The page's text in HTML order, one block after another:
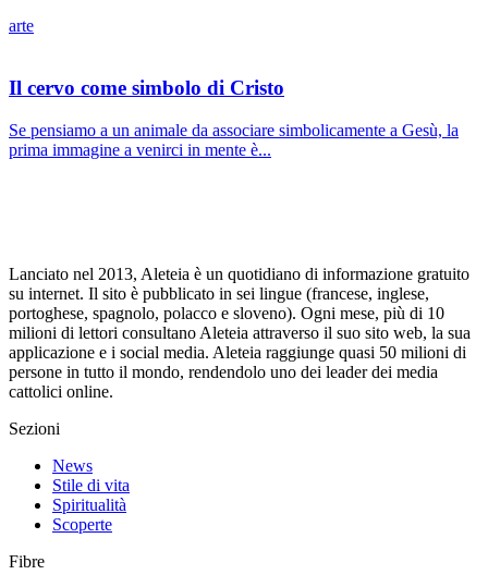
arte
Il cervo come simbolo di Cristo
Se pensiamo a un animale da associare simbolicamente a Gesù, la
prima immagine a venirci in mente è...
Lanciato nel 2013, Aleteia è un quotidiano di informazione gratuito
su internet. Il sito è pubblicato in sei lingue (francese, inglese,
portoghese, spagnolo, polacco e sloveno). Ogni mese, più di 10
milioni di lettori consultano Aleteia attraverso il suo sito web, la sua
applicazione e i social media. Aleteia raggiunge quasi 50 milioni di
persone in tutto il mondo, rendendolo uno dei leader dei media
cattolici online.
Sezioni
News
Stile di vita
Spiritualità
Scoperte
Fibre